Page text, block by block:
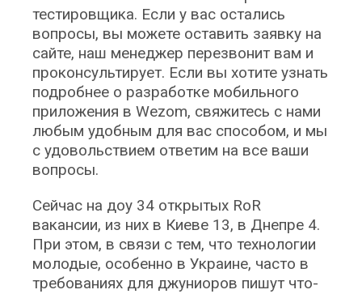
тестировщика. Если у вас остались
вопросы, вы можете оставить заявку на
сайте, наш менеджер перезвонит вам и
проконсультирует. Если вы хотите узнать
подробнее о разработке мобильного
приложения в Wezom, свяжитесь с нами
любым удобным для вас способом, и мы
с удовольствием ответим на все ваши
вопросы.
Сейчас на доу 34 открытых RoR
вакансии, из них в Киеве 13, в Днепре 4.
При этом, в связи с тем, что технологии
молодые, особенно в Украине, часто в
требованиях для джуниоров пишут что-